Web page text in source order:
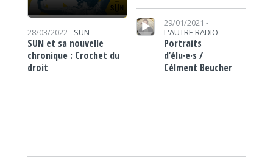
28/03/2022 - SUN
SUN et sa nouvelle
chronique : Crochet du
droit
Lecteur audio
29/01/2021 -
L'AUTRE RADIO
Portraits
d’élu·e·s /
Célment Beucher